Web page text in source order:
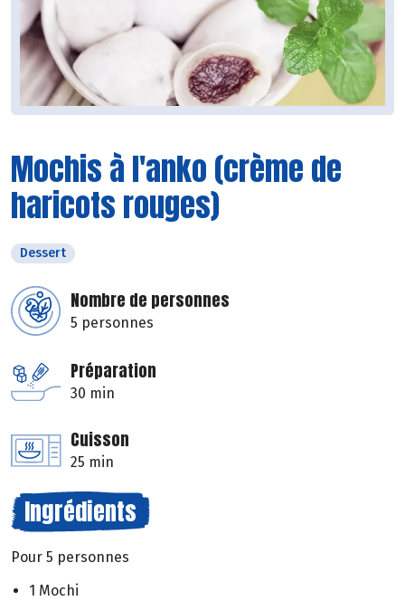
Mochis à l'anko (crème de
haricots rouges)
Dessert
Nombre de personnes
5 personnes
Préparation
30 min
Cuisson
25 min
Ingrédients
Pour 5 personnes
1 Mochi